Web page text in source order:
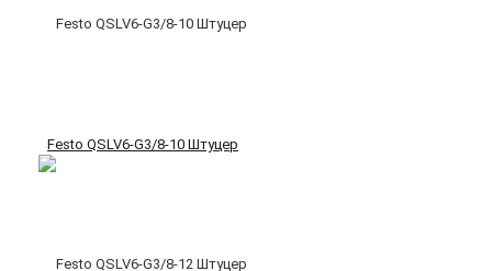
Festo QSLV6-G3/8-10 Штуцер